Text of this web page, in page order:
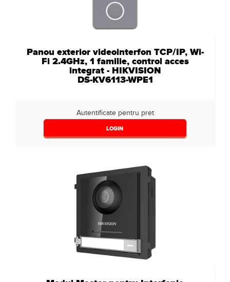
Panou exterior videointerfon TCP/IP, Wi-
Fi 2.4GHz, 1 familie, control acces
integrat - HIKVISION
DS-KV6113-WPE1
Autentificate pentru pret
LOGIN